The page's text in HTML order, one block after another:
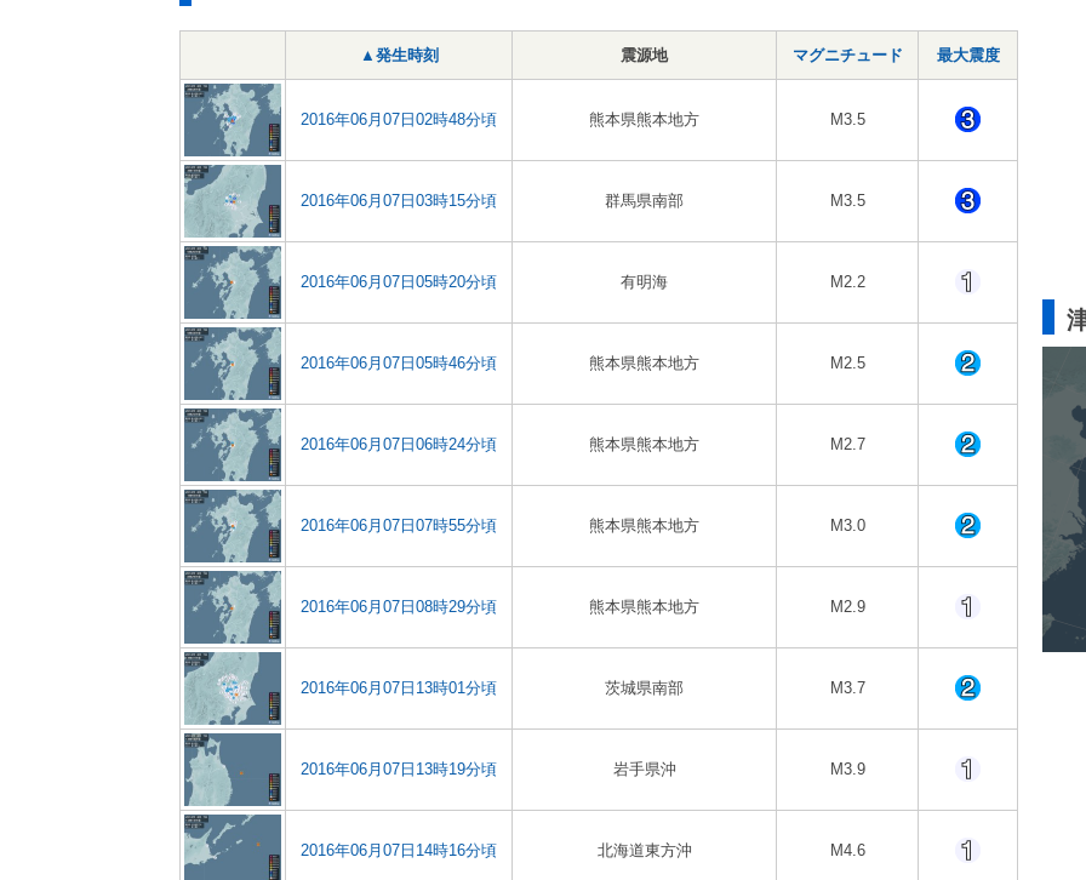
▲発生時刻 震源地 マグニチュード 最大震度
2016年06月07日02時48分頃 熊本県熊本地方 M3.5
2016年06月07日03時15分頃 群馬県南部 M3.5
2016年06月07日05時20分頃 有明海 M2.2
2016年06月07日05時46分頃 熊本県熊本地方 M2.5
2016年06月07日06時24分頃 熊本県熊本地方 M2.7
2016年06月07日07時55分頃 熊本県熊本地方 M3.0
2016年06月07日08時29分頃 熊本県熊本地方 M2.9
2016年06月07日13時01分頃 茨城県南部 M3.7
2016年06月07日13時19分頃 岩手県沖 M3.9
2016年06月07日14時16分頃 北海道東方沖 M4.6